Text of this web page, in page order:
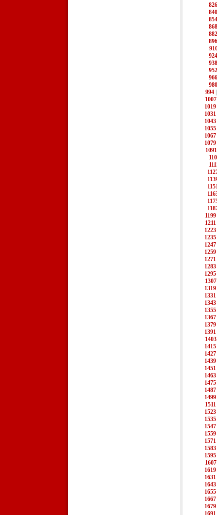
826
840
854
868
882
896
924
938
952
966
980
994
1007
1019
1031
1043
1055
1067
1079
1091
1199
1211
1223
1235
1247
1259
1271
1283
1295
1307
1319
1331
1343
1355
1367
1379
1391
1403
1415
1427
1439
1451
1463
1475
1487
1499
1511
1523
1535
1547
1559
1571
1583
1595
1607
1619
1631
1643
1655
1667
1679
1691